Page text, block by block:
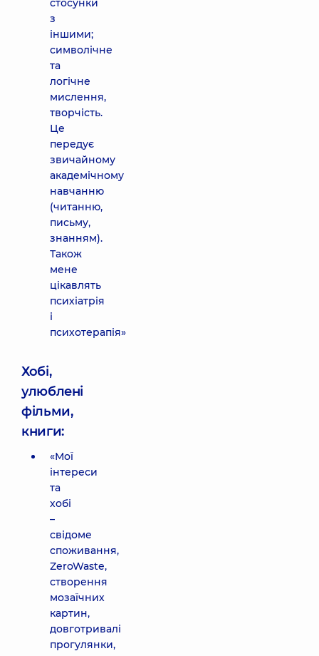
стосунки
з
іншими;
символічне
та
логічне
мислення,
творчість.
Це
передує
звичайному
академічному
навчанню
(читанню,
письму,
знанням).
Також
мене
цікавлять
психіатрія
і
психотерапія»
Хобі,
улюблені
фільми,
книги:
«Мої
інтереси
та
хобі
–
свідоме
споживання,
ZeroWaste,
створення
мозаїчних
картин,
довготривалі
прогулянки,